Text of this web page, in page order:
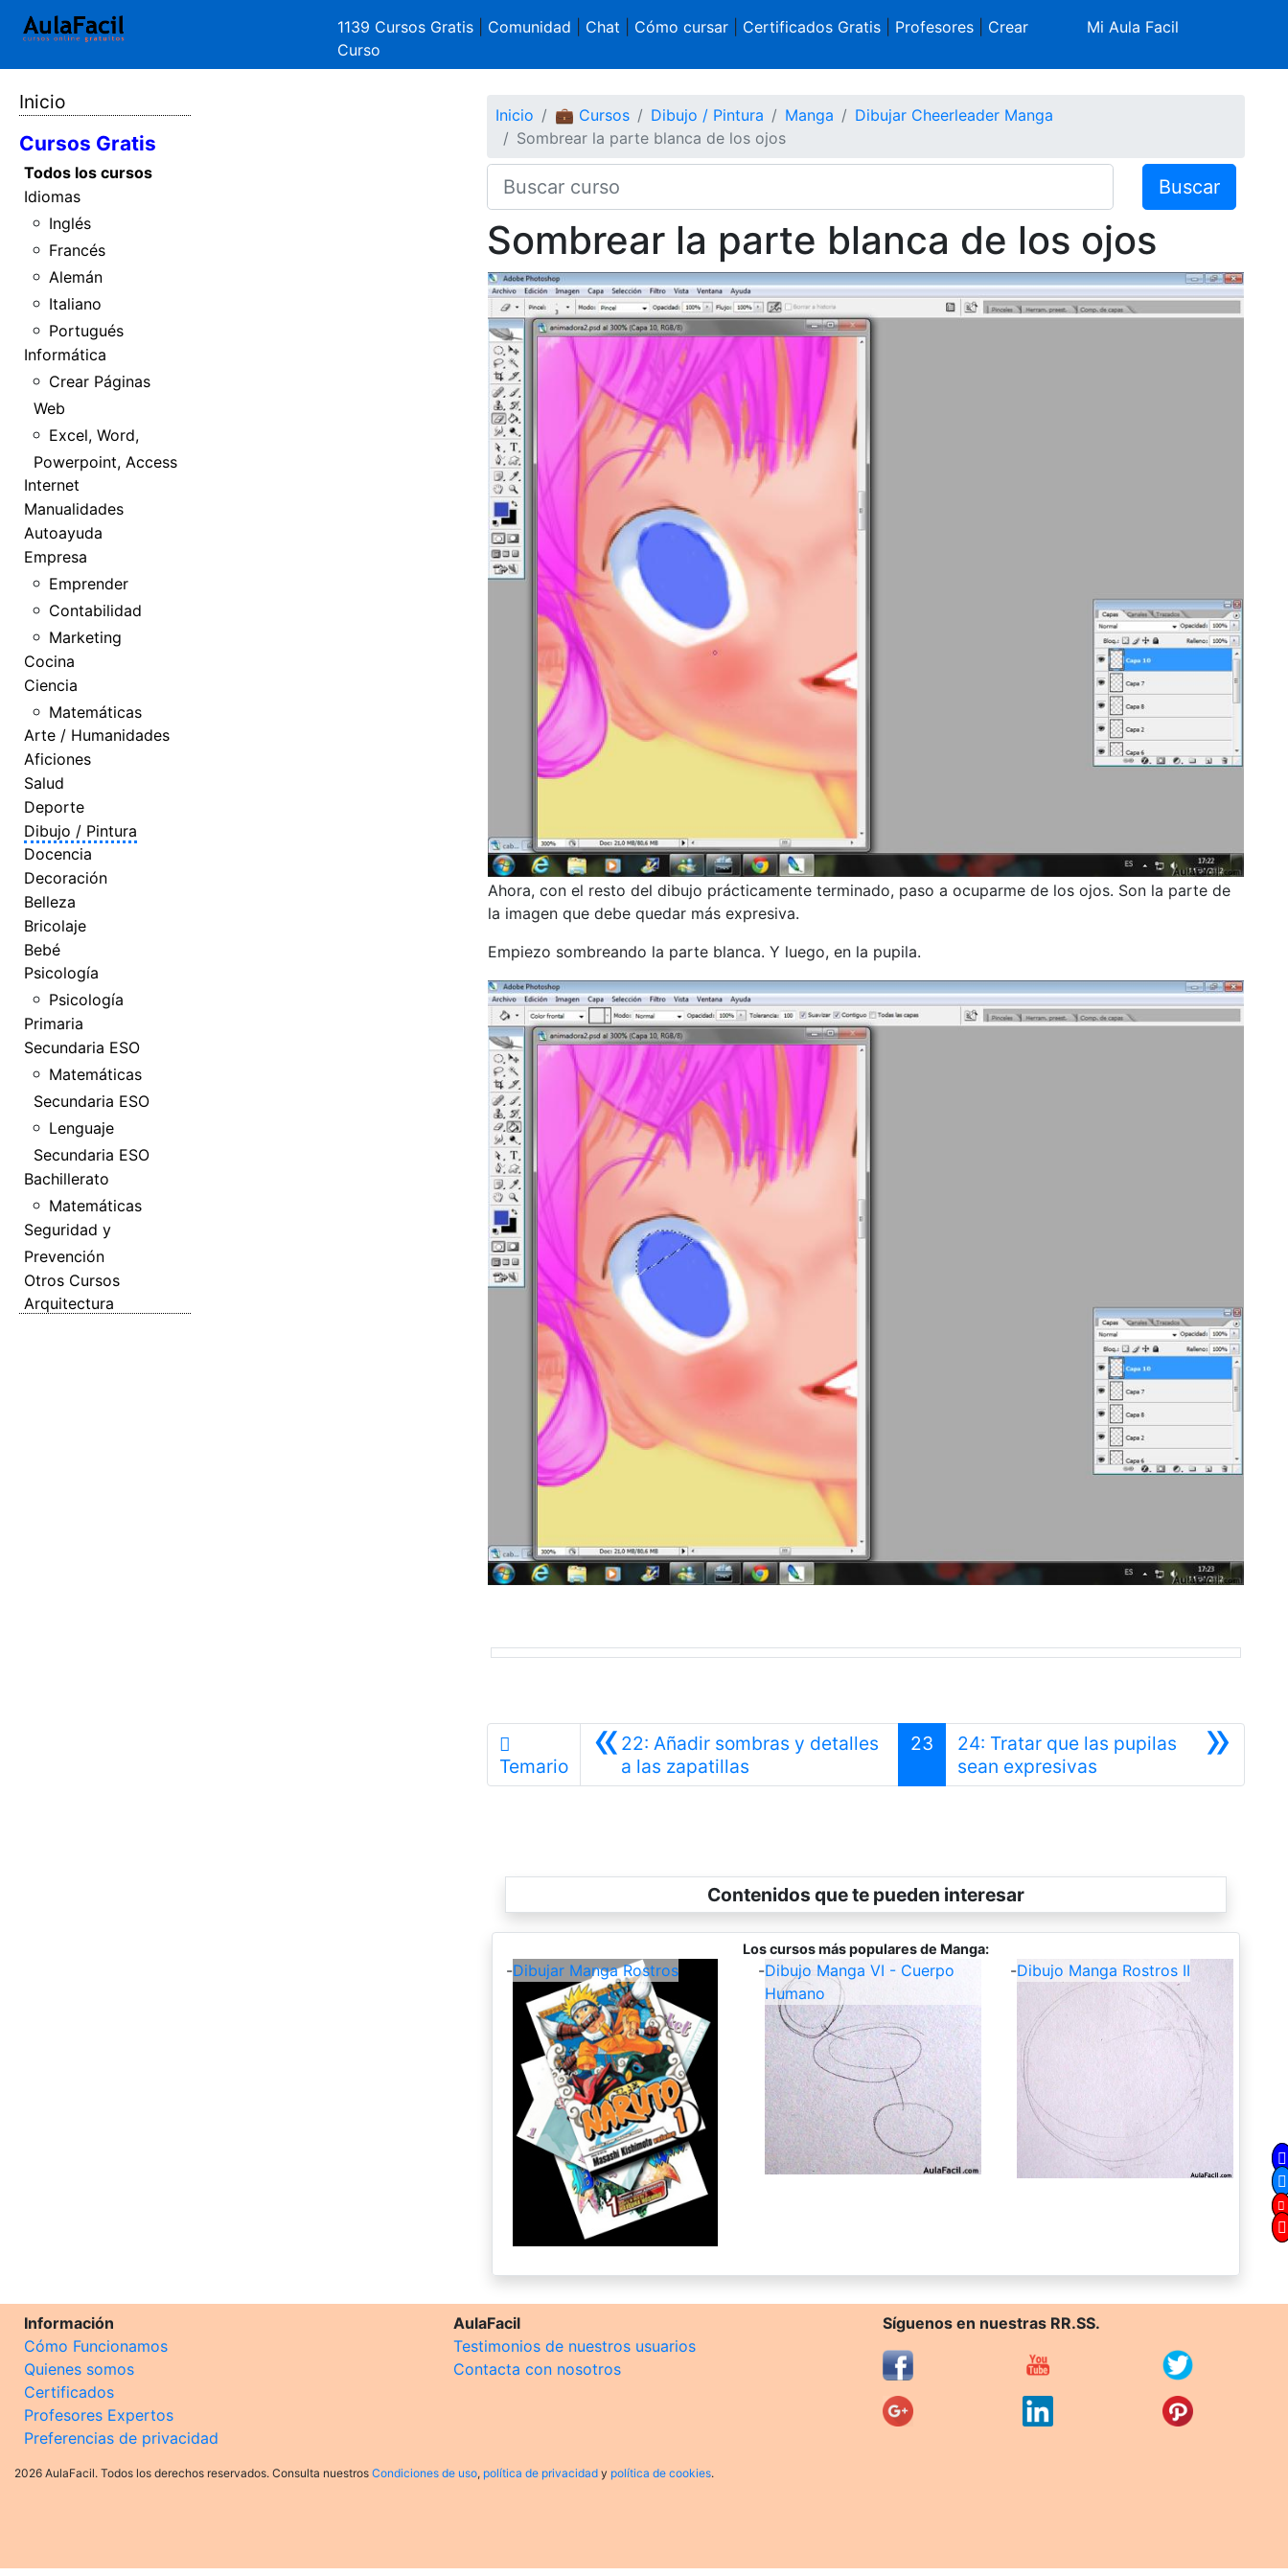
1139 Cursos Gratis Comunidad Chat Cómo cursar| Certificados Gratis| Profesores| Crear
Curso
Mi Aula Facil
Inicio
Cursos Gratis
Todos los cursos
Idiomas
Inglés
Francés
Alemán
Italiano
Portugués
Informática
Crear Páginas
Web
Excel, Word,
Powerpoint, Access
Internet
Manualidades
Autoayuda
Empresa
Emprender
Contabilidad
Marketing
Cocina
Ciencia
Matemáticas
Arte / Humanidades
Aficiones
Salud
Deporte
Dibujo / Pintura
Docencia
Decoración
Belleza
Bricolaje
Bebé
Psicología
Psicología
Primaria
Secundaria ESO
Matemáticas
Secundaria ESO
Lenguaje
Secundaria ESO
Bachillerato
Matemáticas
Seguridad y
Prevención
Otros Cursos
Arquitectura
Inicio 💼 Cursos Dibujo / Pintura Manga
Dibujar Cheerleader Manga
Sombrear la parte blanca de los ojos
Buscar
Sombrear la parte blanca de los ojos
Ahora, con el resto del dibujo prácticamente terminado, paso a ocuparme de los ojos. Son la parte de
la imagen que debe quedar más expresiva.
Empiezo sombreando la parte blanca. Y luego, en la pupila.
Temario «22: Añadir sombras y detalles
a las zapatillasAnterior
23 »
24: Tratar que las pupilas
sean expresivasSiguiente
Contenidos que te pueden interesar
Los cursos más populares de Manga:
-Dibujar Manga Rostros -Dibujo Manga VI - Cuerpo
Humano
-Dibujo Manga Rostros II
Información
Cómo Funcionamos
Quienes somos
Certificados
Profesores Expertos
Preferencias de privacidad
AulaFacil
Testimonios de nuestros usuarios
Contacta con nosotros
Síguenos en nuestras RR.SS.
2026 AulaFacil. Todos los derechos reservados. Consulta nuestros Condiciones de uso, política de privacidad y política de cookies.